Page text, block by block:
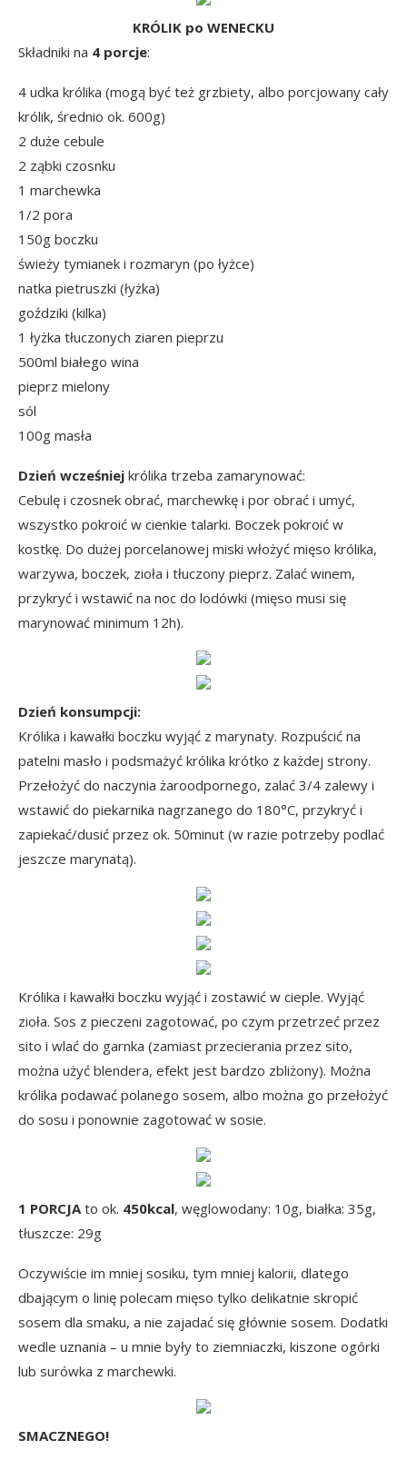
KRÓLIK po WENECKU
Składniki na 4 porcje:
4 udka królika (mogą być też grzbiety, albo porcjowany cały
królik, średnio ok. 600g)
2 duże cebule
2 ząbki czosnku
1 marchewka
1/2 pora
150g boczku
świeży tymianek i rozmaryn (po łyżce)
natka pietruszki (łyżka)
goździki (kilka)
1 łyżka tłuczonych ziaren pieprzu
500ml białego wina
pieprz mielony
sól
100g masła
Dzień wcześniej królika trzeba zamarynować:
Cebulę i czosnek obrać, marchewkę i por obrać i umyć,
wszystko pokroić w cienkie talarki. Boczek pokroić w
kostkę. Do dużej porcelanowej miski włożyć mięso królika,
warzywa, boczek, zioła i tłuczony pieprz. Zalać winem,
przykryć i wstawić na noc do lodówki (mięso musi się
marynować minimum 12h).
Dzień konsumpcji:
Królika i kawałki boczku wyjąć z marynaty. Rozpuścić na
patelni masło i podsmażyć królika krótko z każdej strony.
Przełożyć do naczynia żaroodpornego, zalać 3/4 zalewy i
wstawić do piekarnika nagrzanego do 180°C, przykryć i
zapiekać/dusić przez ok. 50minut (w razie potrzeby podlać
jeszcze marynatą).
Królika i kawałki boczku wyjąć i zostawić w cieple. Wyjąć
zioła. Sos z pieczeni zagotować, po czym przetrzeć przez
sito i wlać do garnka (zamiast przecierania przez sito,
można użyć blendera, efekt jest bardzo zbliżony). Można
królika podawać polanego sosem, albo można go przełożyć
do sosu i ponownie zagotować w sosie.
1 PORCJAto ok. 450kcal, węglowodany: 10g, białka: 35g,
tłuszcze: 29g
Oczywiście im mniej sosiku, tym mniej kalorii, dlatego
dbającym o linię polecam mięso tylko delikatnie skropić
sosem dla smaku, a nie zajadać się głównie sosem. Dodatki
wedle uznania – u mnie były to ziemniaczki, kiszone ogórki
lub surówka z marchewki.
SMACZNEGO!